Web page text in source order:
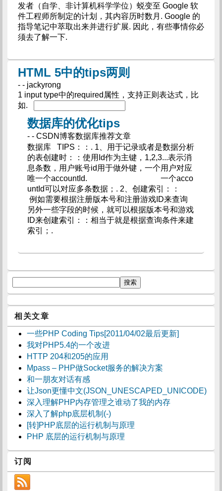
发者（自学、非计算机科学学位）蜕变至 Google 软
件工程师所制定的计划，其内容历时数月. Google 的
指导笔记中萃取出来并进行扩展. 因此，有些事情你必
须去了解一下.
HTML 5中的tips两则
- - jackyrong
1 input type中的required属性，支持正则表达式，比
如.
数据库的优化tips
- - CSDN博客数据库推荐文章
数据库 TIPS：：. 1、用于记录或者是数据分析
的表创建时：：使用Id作为主键，1,2,3...表示消
息条数，用户账号id用于做外键，一个用户对应
唯一个accountId. 一个acco
untId可以对应多条数据；. 2、创建索引：：
例如需要根据注册版本号和注册游戏ID来查询
另外一些字段的时候，就可以根据版本号和游戏
ID来创建索引：：相当于就是根据查询条件来建
索引；.
相关文章
一些PHP Coding Tips[2011/04/02最后更新]
我对PHP5.4的一个改进
HTTP 204和205的应用
Mpass – PHP做Socket服务的解决方案
和一朋友对话有感
让Json更懂中文(JSON_UNESCAPED_UNICODE)
深入理解PHP内存管理之谁动了我的内存
深入了解php底层机制(-)
[转]PHP底层的运行机制与原理
PHP 底层的运行机制与原理
订阅